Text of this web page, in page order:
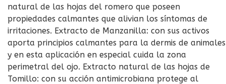
natural de las hojas del romero que poseen
propiedades calmantes que alivian los síntomas de
irritaciones. Extracto de Manzanilla: con sus activos
aporta principios calmantes para la dermis de animales
y en esta aplicación en especial cuida la zona
perimetral del ojo. Extracto natural de las hojas de
Tomillo: con su acción antimicrobiana protege al